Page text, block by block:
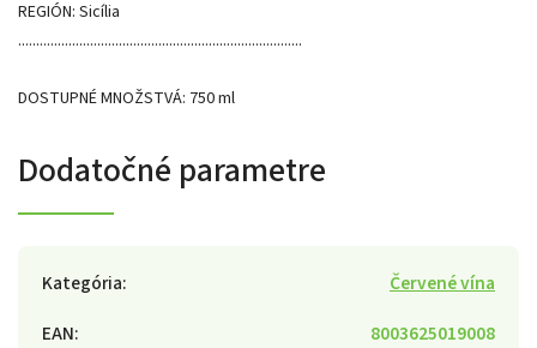
REGIÓN: Sicília
...............................................................................
DOSTUPNÉ MNOŽSTVÁ: 750 ml
Dodatočné parametre
Kategória:
Červené vína
EAN:
8003625019008